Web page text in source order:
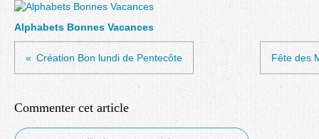
Alphabets Bonnes Vacances
Création Bon lundi de Pentecôte Fête des
Commenter cet article